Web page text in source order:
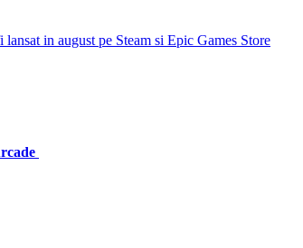
in august pe Steam si Epic Games Store